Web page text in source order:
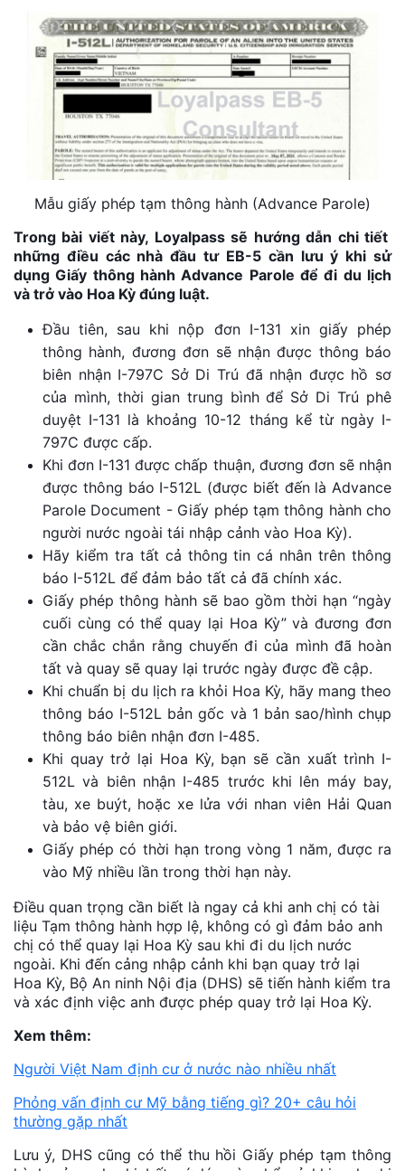
Mẫu giấy phép tạm thông hành (Advance Parole)
Trong bài viết này, Loyalpass sẽ hướng dẫn chi tiết
những điều các nhà đầu tư EB-5 cần lưu ý khi sử
dụng Giấy thông hành Advance Parole để đi du lịch
và trở vào Hoa Kỳ đúng luật.
Đầu tiên, sau khi nộp đơn I-131 xin giấy phép
thông hành, đương đơn sẽ nhận được thông báo
biên nhận I-797C Sở Di Trú đã nhận được hồ sơ
của mình, thời gian trung bình để Sở Di Trú phê
duyệt I-131 là khoảng 10-12 tháng kể từ ngày I-
797C được cấp.
Khi đơn I-131 được chấp thuận, đương đơn sẽ nhận
được thông báo I-512L (được biết đến là Advance
Parole Document - Giấy phép tạm thông hành cho
người nước ngoài tái nhập cảnh vào Hoa Kỳ).
Hãy kiểm tra tất cả thông tin cá nhân trên thông
báo I-512L để đảm bảo tất cả đã chính xác.
Giấy phép thông hành sẽ bao gồm thời hạn “ngày
cuối cùng có thể quay lại Hoa Kỳ” và đương đơn
cần chắc chắn rằng chuyến đi của mình đã hoàn
tất và quay sẽ quay lại trước ngày được đề cập.
Khi chuẩn bị du lịch ra khỏi Hoa Kỳ, hãy mang theo
thông báo I-512L bản gốc và 1 bản sao/hình chụp
thông báo biên nhận đơn I-485.
Khi quay trở lại Hoa Kỳ, bạn sẽ cần xuất trình I-
512L và biên nhận I-485 trước khi lên máy bay,
tàu, xe buýt, hoặc xe lửa với nhan viên Hải Quan
và bảo vệ biên giới.
Giấy phép có thời hạn trong vòng 1 năm, được ra
vào Mỹ nhiều lần trong thời hạn này.
Điều quan trọng cần biết là ngay cả khi anh chị có tài
liệu Tạm thông hành hợp lệ, không có gì đảm bảo anh
chị có thể quay lại Hoa Kỳ sau khi đi du lịch nước
ngoài. Khi đến cảng nhập cảnh khi bạn quay trở lại
Hoa Kỳ, Bộ An ninh Nội địa (DHS) sẽ tiến hành kiểm tra
và xác định việc anh được phép quay trở lại Hoa Kỳ.
Xem thêm:
Người Việt Nam định cư ở nước nào nhiều nhất
Phỏng vấn định cư Mỹ bằng tiếng gì? 20+ câu hỏi
thường gặp nhất
Lưu ý, DHS cũng có thể thu hồi Giấy phép tạm thông